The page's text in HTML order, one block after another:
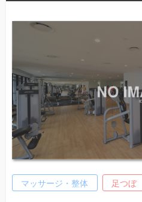
マッサージ・整体 足つぼ